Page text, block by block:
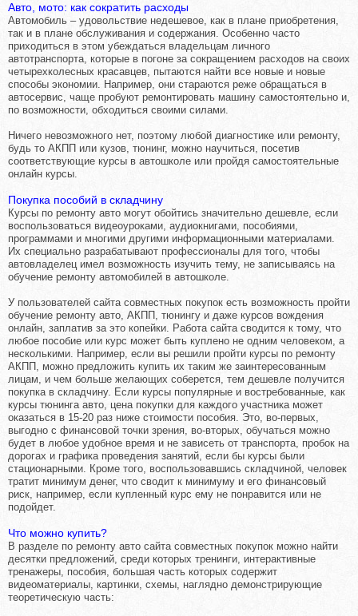
Авто, мото: как сократить расходы
Автомобиль – удовольствие недешевое, как в плане приобретения,
так и в плане обслуживания и содержания. Особенно часто
приходиться в этом убеждаться владельцам личного
автотранспорта, которые в погоне за сокращением расходов на своих
четырехколесных красавцев, пытаются найти все новые и новые
способы экономии. Например, они стараются реже обращаться в
автосервис, чаще пробуют ремонтировать машину самостоятельно и,
по возможности, обходиться своими силами.
Ничего невозможного нет, поэтому любой диагностике или ремонту,
будь то АКПП или кузов, тюнинг, можно научиться, посетив
соответствующие курсы в автошколе или пройдя самостоятельные
онлайн курсы.
Покупка пособий в складчину
Курсы по ремонту авто могут обойтись значительно дешевле, если
воспользоваться видеоуроками, аудиокнигами, пособиями,
программами и многими другими информационными материалами.
Их специально разрабатывают профессионалы для того, чтобы
автовладелец имел возможность изучить тему, не записываясь на
обучение ремонту автомобилей в автошколе.
У пользователей сайта совместных покупок есть возможность пройти
обучение ремонту авто, АКПП, тюнингу и даже курсов вождения
онлайн, заплатив за это копейки. Работа сайта сводится к тому, что
любое пособие или курс может быть куплено не одним человеком, а
несколькими. Например, если вы решили пройти курсы по ремонту
АКПП, можно предложить купить их таким же заинтересованным
лицам, и чем больше желающих соберется, тем дешевле получится
покупка в складчину. Если курсы популярные и востребованные, как
курсы тюнинга авто, цена покупки для каждого участника может
оказаться в 15-20 раз ниже стоимости пособия. Это, во-первых,
выгодно с финансовой точки зрения, во-вторых, обучаться можно
будет в любое удобное время и не зависеть от транспорта, пробок на
дорогах и графика проведения занятий, если бы курсы были
стационарными. Кроме того, воспользовавшись складчиной, человек
тратит минимум денег, что сводит к минимуму и его финансовый
риск, например, если купленный курс ему не понравится или не
подойдет.
Что можно купить?
В разделе по ремонту авто сайта совместных покупок можно найти
десятки предложений, среди которых тренинги, интерактивные
тренажеры, пособия, большая часть которых содержит
видеоматериалы, картинки, схемы, наглядно демонстрирующие
теоретическую часть: